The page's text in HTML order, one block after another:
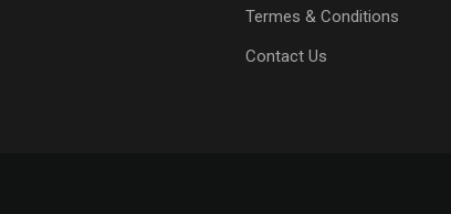
Termes & Conditions
Contact Us